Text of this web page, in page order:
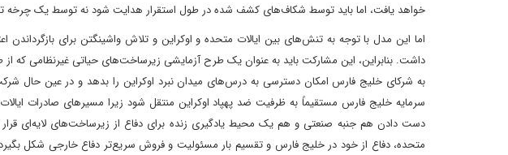
خواهد یافت، اما باید توسط شکاف‌های کشف شده در طول استقرار هدایت شود نه توسط یک چرخه
اما این مدل با توجه به تنش‌های بین ایالات متحده و اوکراین و تلاش واشینگتن برای
داشت. بنابراین، این مشارکت باید به عنوان یک طرح آزمایشی زیرساخت‌های حیاتی غیرنظامی که از
به شرکای خلیج فارس امکان دسترسی به درس‌های میدان نبرد اوکراین را بدهد و در عین حال
سرمایه خلیج فارس مستقیماً به ظرفیت ضد پهپاد اوکراین منتقل شود زیرا مسیرهای صادرات
دست دادن هم جنبه صنعتی و هم یک محیط یادگیری زنده برای دفاع از زیرساخت‌های لایه‌ای
متحده، دفاع از خود در خلیج فارس و تقسیم بار مسئولیت و فروش سریع‌تر دفاع خارجی شکل